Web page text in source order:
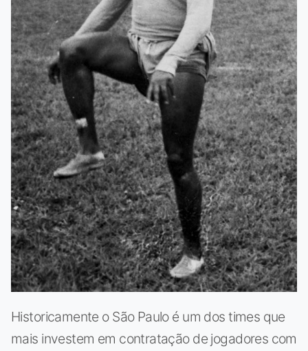
Historicamente o São Paulo é um dos times que
mais investem em contratação de jogadores com